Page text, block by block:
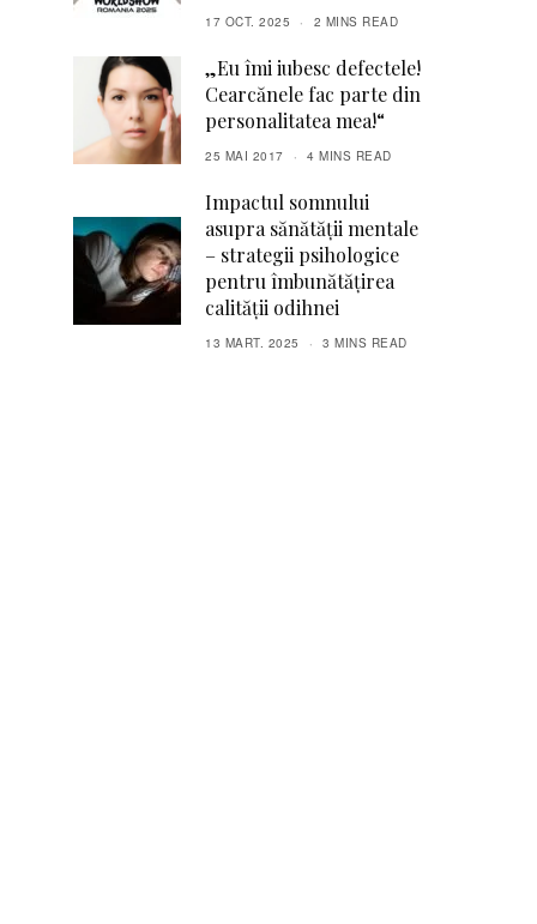
17 OCT. 2025 2 MINS READ
„Eu îmi iubesc defectele!
Cearcănele fac parte din
personalitatea mea!“
25 MAI 2017 4 MINS READ
Impactul somnului
asupra sănătății mentale
– strategii psihologice
pentru îmbunătățirea
calității odihnei
13 MART. 2025 3 MINS READ